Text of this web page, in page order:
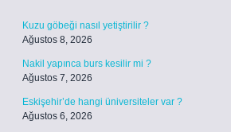
Kuzu göbeği nasıl yetiştirilir ?
Ağustos 8, 2026
Nakil yapınca burs kesilir mi ?
Ağustos 7, 2026
Eskişehir’de hangi üniversiteler var ?
Ağustos 6, 2026